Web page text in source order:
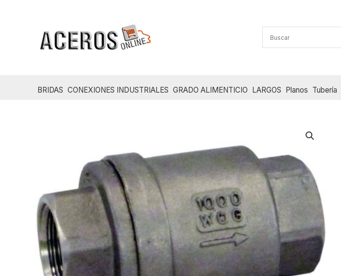
BRIDAS CONEXIONES INDUSTRIALES GRADO ALIMENTICIO LARGOS Planos Tubería